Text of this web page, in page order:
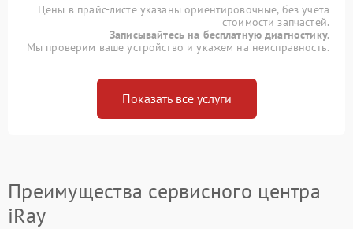
Цены в прайс-листе указаны ориентировочные, без учета
стоимости запчастей.
Записывайтесь на бесплатную диагностику.
Мы проверим ваше устройство и укажем на неисправность.
Показать все услуги
Преимущества сервисного центра
iRay